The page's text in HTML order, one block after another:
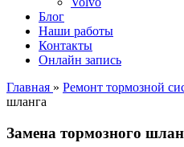
Блог
Наши работы
Контакты
Онлайн запись
Главная » Ремонт тормозной
шланга
Замена тормозного